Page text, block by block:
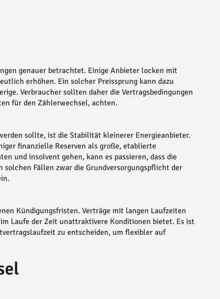
genauer betrachtet. Einige Anbieter locken mit
erhöhen. Ein solcher Preissprung kann dazu
Verbraucher sollten daher die Vertragsbedingungen
für den Zählerwechsel, achten.
sollte, ist die Stabilität kleinerer Energieanbieter.
finanzielle Reserven als große, etablierte
und insolvent gehen, kann es passieren, dass die
Fällen zwar die Grundversorgungspflicht der
Kündigungsfristen. Verträge mit langen Laufzeiten
Laufe der Zeit unattraktivere Konditionen bietet. Es ist
zu entscheiden, um flexibler auf